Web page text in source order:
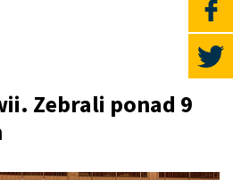
Zebrali ponad 9